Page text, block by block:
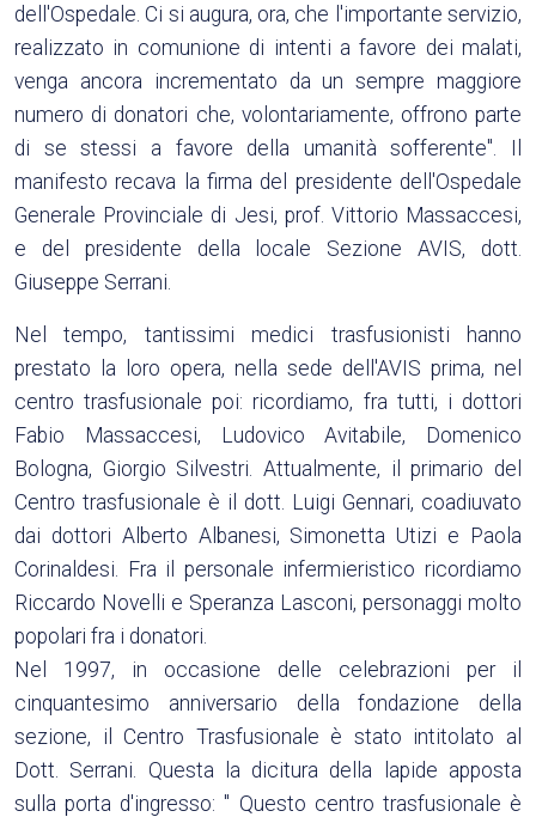
dell'Ospedale. Ci si augura, ora, che l'importante servizio,
realizzato in comunione di intenti a favore dei malati,
venga ancora incrementato da un sempre maggiore
numero di donatori che, volontariamente, offrono parte
di se stessi a favore della umanità sofferente". Il
manifesto recava la firma del presidente dell'Ospedale
Generale Provinciale di Jesi, prof. Vittorio Massaccesi,
e del presidente della locale Sezione AVIS, dott.
Giuseppe Serrani.
Nel tempo, tantissimi medici trasfusionisti hanno
prestato la loro opera, nella sede dell'AVIS prima, nel
centro trasfusionale poi: ricordiamo, fra tutti, i dottori
Fabio Massaccesi, Ludovico Avitabile, Domenico
Bologna, Giorgio Silvestri. Attualmente, il primario del
Centro trasfusionale è il dott. Luigi Gennari, coadiuvato
dai dottori Alberto Albanesi, Simonetta Utizi e Paola
Corinaldesi. Fra il personale infermieristico ricordiamo
Riccardo Novelli e Speranza Lasconi, personaggi molto
popolari fra i donatori.
Nel 1997, in occasione delle celebrazioni per il
cinquantesimo anniversario della fondazione della
sezione, il Centro Trasfusionale è stato intitolato al
Dott. Serrani. Questa la dicitura della lapide apposta
sulla porta d'ingresso: " Questo centro trasfusionale è